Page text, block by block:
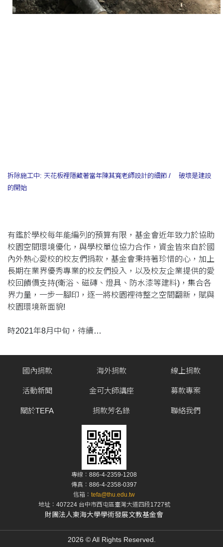
拆除施工中: 天花板裡隱藏著當年陳其寬老師設計的細節 / 破壞是建設
的開始
有鑑於學校每年能編列的預算有限，基金會近年致力於協助
校園空間環境優化，與學校單位協力合作，資金皆來自於國
內外熱心愛校的校友們捐款，基金會秉持著珍惜的心，加上
長期在業界優秀專業的校友們投入，以及校友企業提供的愛
校回饋價支持(衛浴、磁磚、燈具、防水漆等建料)，集合各
界力量，一步一腳印，逐一將校園裡待整之空間翻新，賦與
校園環境新面貌!
時2021年8月中旬，待續…
國內捐款
活動新聞
關於TEFA
海外捐款
金可大師講座
捐款芳名錄
線上捐款
募款專案
聯絡我們
專線：886-4-2359-1208
傳真：886-4-2358-0397
信箱： tefa@thu.edu.tw
地址：407224 台中市西屯區臺灣大道四段1727號
財團法人東海大學學術發展文教基金會
2026 © All Rights Reserved.